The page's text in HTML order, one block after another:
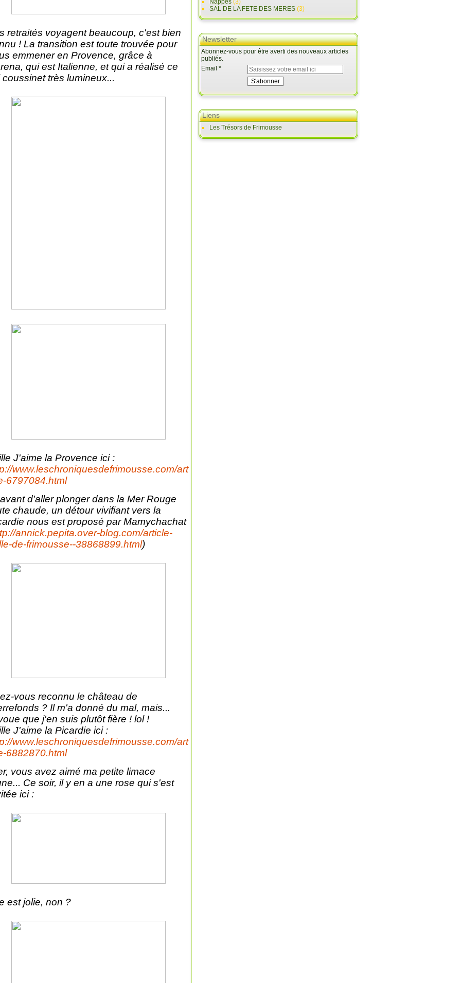
retraités voyagent beaucoup, c'est bien
! La transition est toute trouvée pour
emmener en Provence, grâce à
qui est Italienne, et qui a réalisé ce
coussinet très lumineux...
J'aime la Provence ici :
www.leschroniquesdefrimousse.com/art
6797084.html
d'aller plonger dans la Mer Rouge
chaude, un détour vivifiant vers la
nous est proposé par Mamychachat
annick.pepita.over-blog.com/article-
de-frimousse--38868899.html)
vous reconnu le château de
? Il m'a donné du mal, mais...
que j'en suis plutôt fière ! lol !
J'aime la Picardie ici :
www.leschroniquesdefrimousse.com/art
6882870.html
vous avez aimé ma petite limace
Ce soir, il y en a une rose qui s'est
ici :
est jolie, non ?
Nappes (3)
SAL DE LA FETE DES MERES (3)
Newsletter
Abonnez-vous pour être averti des nouveaux articles
publiés.
Email
Liens
Les Trésors de Frimousse